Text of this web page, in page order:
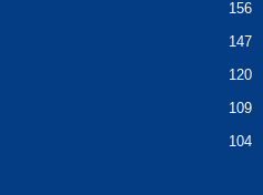
156
147
120
109
104